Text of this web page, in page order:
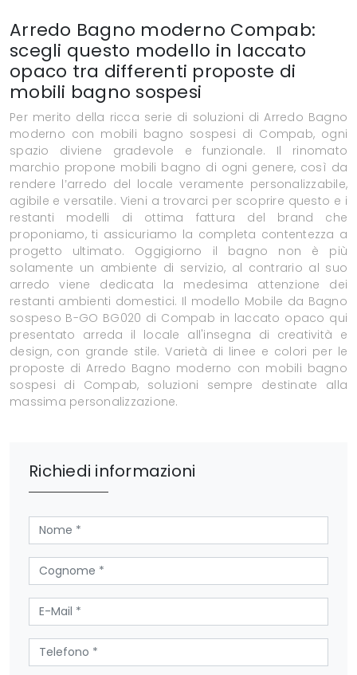
Arredo Bagno moderno Compab:
scegli questo modello in laccato
opaco tra differenti proposte di
mobili bagno sospesi
Per merito della ricca serie di soluzioni di Arredo Bagno
moderno con mobili bagno sospesi di Compab, ogni
spazio diviene gradevole e funzionale. Il rinomato
marchio propone mobili bagno di ogni genere, così da
rendere l’arredo del locale veramente personalizzabile,
agibile e versatile. Vieni a trovarci per scoprire questo e i
restanti modelli di ottima fattura del brand che
proponiamo, ti assicuriamo la completa contentezza a
progetto ultimato. Oggigiorno il bagno non è più
solamente un ambiente di servizio, al contrario al suo
arredo viene dedicata la medesima attenzione dei
restanti ambienti domestici. Il modello Mobile da Bagno
sospeso B-GO BG020 di Compab in laccato opaco qui
presentato arreda il locale all'insegna di creatività e
design, con grande stile. Varietà di linee e colori per le
proposte di Arredo Bagno moderno con mobili bagno
sospesi di Compab, soluzioni sempre destinate alla
massima personalizzazione.
Richiedi informazioni